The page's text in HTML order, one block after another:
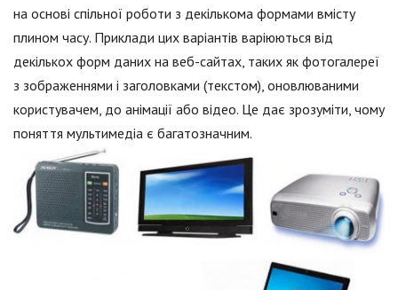
на основі спільної роботи з декількома формами вмісту
плином часу. Приклади цих варіантів варіюються від
декількох форм даних на веб-сайтах, таких як фотогалереї
з зображеннями і заголовками (текстом), оновлюваними
користувачем, до анімації або відео. Це дає зрозуміти, чому
поняття мультимедіа є багатозначним.